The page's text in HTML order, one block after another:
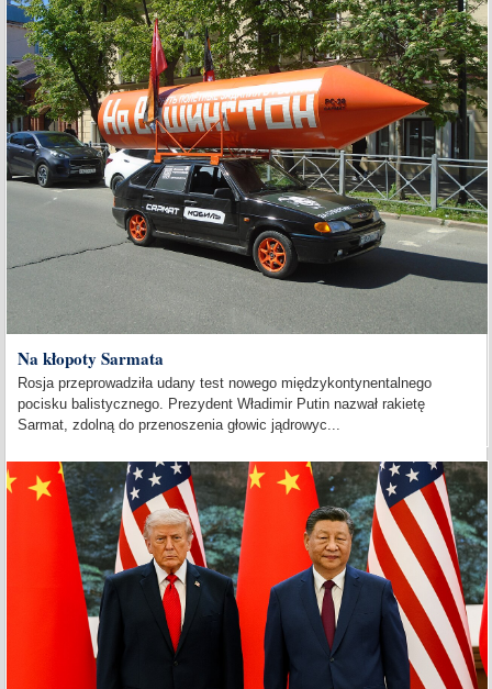
Na kłopoty Sarmata
Rosja przeprowadziła udany test nowego międzykontynentalnego
pocisku balistycznego. Prezydent Władimir Putin nazwał rakietę
Sarmat, zdolną do przenoszenia głowic jądrowyc...